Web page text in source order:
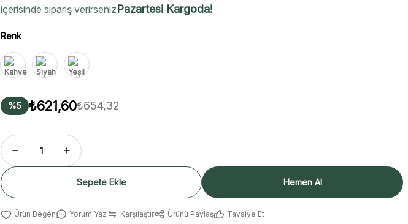
içerisinde sipariş verirsenizPazartesi Kargoda!
Renk
%5 ₺621,60₺654,32
Sepete Ekle Hemen Al
Yorum Yaz Karşılaştır Ürünü Paylaş Tavsiye Et